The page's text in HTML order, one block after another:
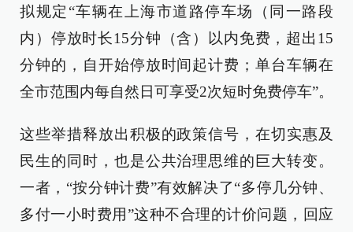
拟规定“车辆在上海市道路停车场（同一路段
内）停放时长15分钟（含）以内免费，超出15
分钟的，自开始停放时间起计费；单台车辆在
全市范围内每自然日可享受2次短时免费停车”。
这些举措释放出积极的政策信号，在切实惠及
民生的同时，也是公共治理思维的巨大转变。
一者，“按分钟计费”有效解决了“多停几分钟、
多付一小时费用”这种不合理的计价问题，回应